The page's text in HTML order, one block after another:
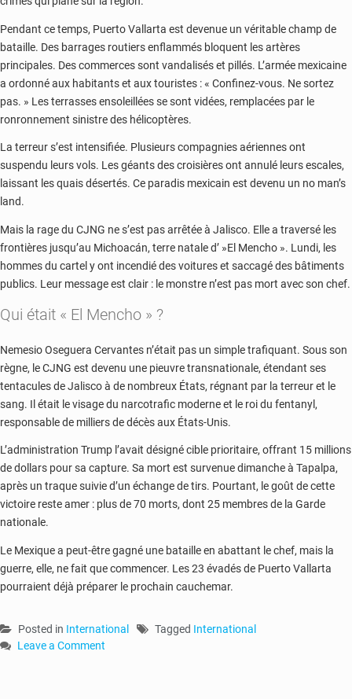
Pendant ce temps, Puerto Vallarta est devenue un véritable champ de
bataille. Des barrages routiers enflammés bloquent les artères
principales. Des commerces sont vandalisés et pillés. L’armée mexicaine
a ordonné aux habitants et aux touristes : « Confinez-vous. Ne sortez
pas. » Les terrasses ensoleillées se sont vidées, remplacées par le
ronronnement sinistre des hélicoptères.
La terreur s’est intensifiée. Plusieurs compagnies aériennes ont
suspendu leurs vols. Les géants des croisières ont annulé leurs escales,
laissant les quais désertés. Ce paradis mexicain est devenu un no man’s
land.
Mais la rage du CJNG ne s’est pas arrêtée à Jalisco. Elle a traversé les
frontières jusqu’au Michoacán, terre natale d’ »El Mencho ». Lundi, les
hommes du cartel y ont incendié des voitures et saccagé des bâtiments
publics. Leur message est clair : le monstre n’est pas mort avec son chef.
Qui était « El Mencho » ?
Nemesio Oseguera Cervantes n’était pas un simple trafiquant. Sous son
règne, le CJNG est devenu une pieuvre transnationale, étendant ses
tentacules de Jalisco à de nombreux États, régnant par la terreur et le
sang. Il était le visage du narcotrafic moderne et le roi du fentanyl,
responsable de milliers de décès aux États-Unis.
L’administration Trump l’avait désigné cible prioritaire, offrant 15 millions
de dollars pour sa capture. Sa mort est survenue dimanche à Tapalpa,
après un traque suivie d’un échange de tirs. Pourtant, le goût de cette
victoire reste amer : plus de 70 morts, dont 25 membres de la Garde
nationale.
Le Mexique a peut-être gagné une bataille en abattant le chef, mais la
guerre, elle, ne fait que commencer. Les 23 évadés de Puerto Vallarta
pourraient déjà préparer le prochain cauchemar.
Posted in International Tagged International
Leave a Comment